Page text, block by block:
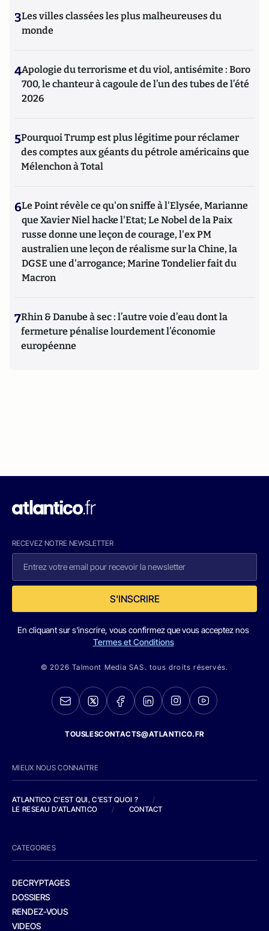
3Les villes classées les plus malheureuses du
monde
4Apologie du terrorisme et du viol, antisémite : Boro
700, le chanteur à cagoule de l’un des tubes de l’été
2026
5Pourquoi Trump est plus légitime pour réclamer
des comptes aux géants du pétrole américains que
Mélenchon à Total
6Le Point révèle ce qu'on sniffe à l'Elysée, Marianne
que Xavier Niel hacke l'Etat; Le Nobel de la Paix
russe donne une leçon de courage, l'ex PM
australien une leçon de réalisme sur la Chine, la
DGSE une d'arrogance; Marine Tondelier fait du
Macron
7Rhin & Danube à sec : l’autre voie d’eau dont la
fermeture pénalise lourdement l’économie
européenne
RECEVEZ NOTRE NEWSLETTER
S'INSCRIRE
En cliquant sur s'inscrire, vous confirmez que vous acceptez nos
Termes et Conditions
© 2026 Talmont Media SAS. tous droits réservés.
TOUSLESCONTACTS@ATLANTICO.FR
MIEUX NOUS CONNAITRE
ATLANTICO C'EST QUI, C'EST QUOI ?
/
LE RESEAU D'ATLANTICO
/ CONTACT
CATEGORIES
DECRYPTAGES
DOSSIERS
RENDEZ-VOUS
VIDEOS